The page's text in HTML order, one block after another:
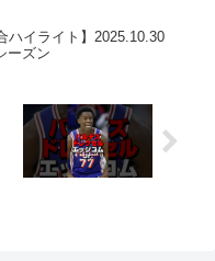
ハイライト】2025.10.30
ーズン